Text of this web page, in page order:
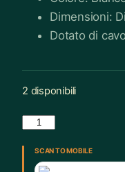
Dimensioni:
Dotato di
2 disponibili
Lampada
Tavolo
Sfera
SCAN TO MOBILE